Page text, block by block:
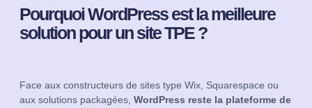
Pourquoi WordPress est la meilleure
solution pour un site TPE ?
Face aux constructeurs de sites type Wix, Squarespace ou
aux solutions packagées, WordPress reste la plateforme de